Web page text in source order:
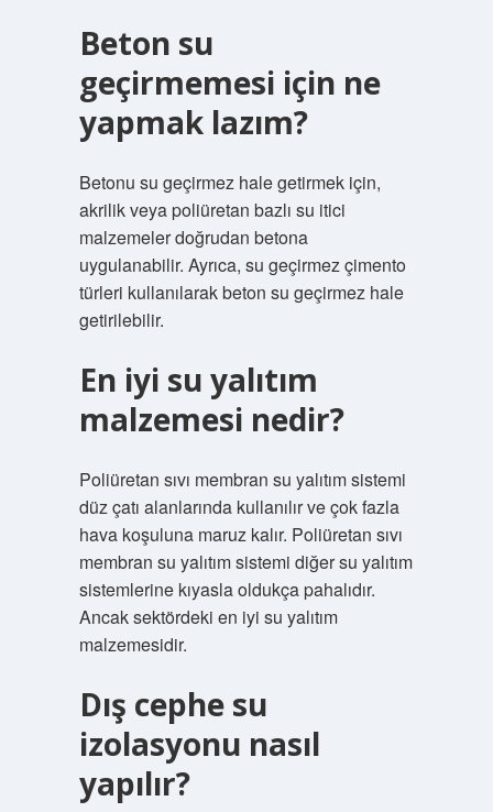
Beton su
geçirmemesi için ne
yapmak lazım?
Betonu su geçirmez hale getirmek için,
akrilik veya poliüretan bazlı su itici
malzemeler doğrudan betona
uygulanabilir. Ayrıca, su geçirmez çimento
türleri kullanılarak beton su geçirmez hale
getirilebilir.
En iyi su yalıtım
malzemesi nedir?
Poliüretan sıvı membran su yalıtım sistemi
düz çatı alanlarında kullanılır ve çok fazla
hava koşuluna maruz kalır. Poliüretan sıvı
membran su yalıtım sistemi diğer su yalıtım
sistemlerine kıyasla oldukça pahalıdır.
Ancak sektördeki en iyi su yalıtım
malzemesidir.
Dış cephe su
izolasyonu nasıl
yapılır?